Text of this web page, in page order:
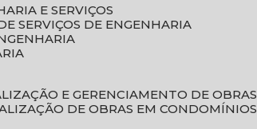
E SERVIÇOS
DE SERVIÇOS DE ENGENHARIA
E GERENCIAMENTO DE OBRAS
DE OBRAS EM CONDOMÍNIOS